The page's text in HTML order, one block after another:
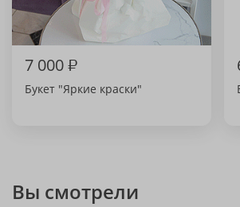
7 000₽
Букет "Яркие краски"
Вы смотрели